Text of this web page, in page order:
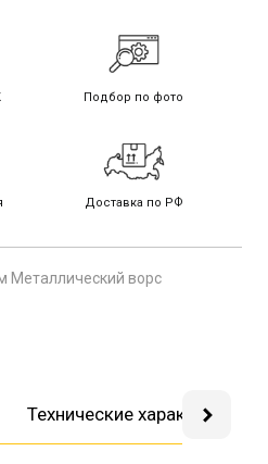
Подбор по фото
Доставка по РФ
Металлический ворс
Технические